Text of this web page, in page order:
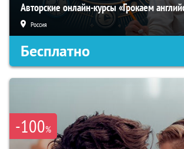
Авторские онлайн-курсы «Грокаем
Россия
Бесплатно
-100%